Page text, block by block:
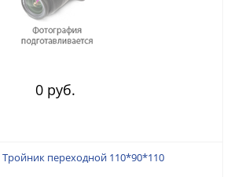
0 руб.
переходной 110*90*110